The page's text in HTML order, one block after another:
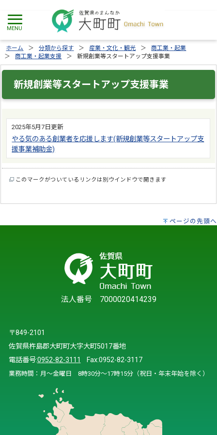
ホーム 分類から探す 産業・文化・観光
商工業・起業
商工業・起業支援
新規創業等スタートアップ支援事業
新規創業等スタートアップ支援事業
2025年5月7日更新
やる気のある創業者を応援します(新規創業等スタートアップ支
援事業補助金)
このマークがついているリンクは別ウインドウで開きます
ページの先頭へ
法人番号 7000020414239
〒849-2101
佐賀県杵島郡大町町大字大町5017番地
電話番号:0952-82-3111 Fax:0952-82-3117
業務時間：月～金曜日 8時30分～17時15分（祝日・年末年始を除く）